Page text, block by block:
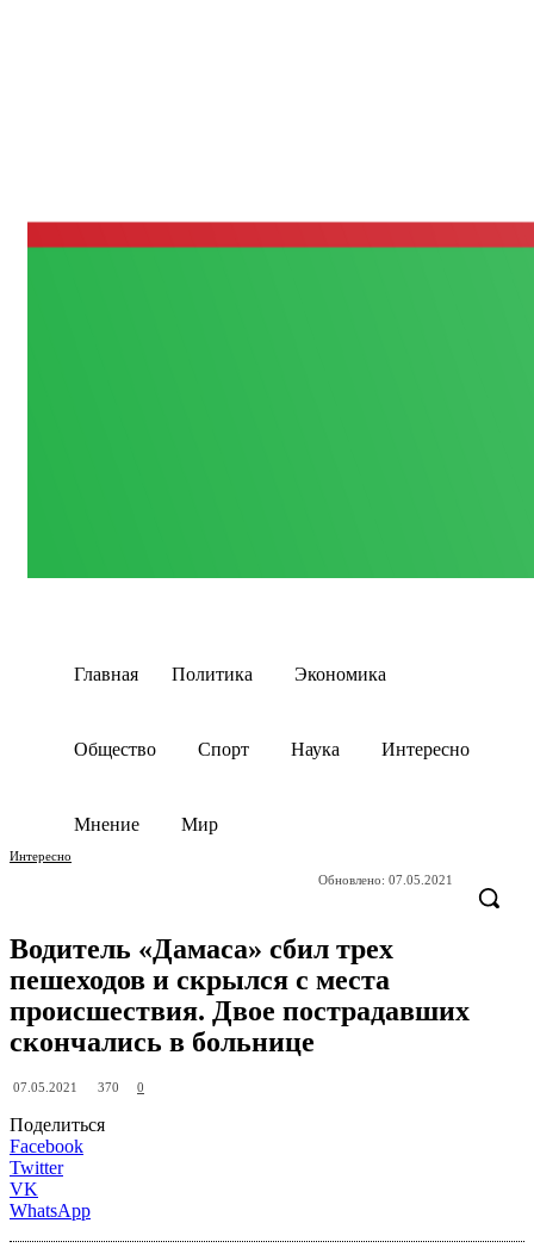
Главная Политика Экономика
Общество Спорт Наука Интересно
Мнение Мир
Интересно
Обновлено: 07.05.2021
Водитель «Дамаса» сбил трех
пешеходов и скрылся с места
происшествия. Двое пострадавших
скончались в больнице
07.05.2021 370 0
Поделиться
Facebook
Twitter
VK
WhatsApp